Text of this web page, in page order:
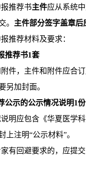
推荐书主件应从系统
。 主件部分签字盖章后
推荐材料及要求：
推荐书1套
件，主件和附件应合
另加封面。
公示的公示情况说明1份
明应包含《华夏医学
上注明“公示材料”。
有回避要求的，应提